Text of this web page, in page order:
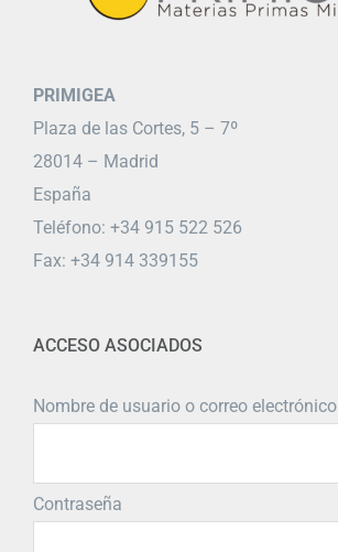
PRIMIGEA
Plaza de las Cortes, 5 – 7º
28014 – Madrid
España
Teléfono: +34 915 522 526
Fax: +34 914 339155
ACCESO ASOCIADOS
Nombre de usuario o correo electrónico
Contraseña